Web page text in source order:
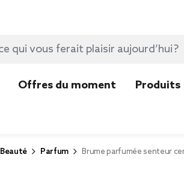
Offres du moment Produits
Beauté Parfum Brume parfumée senteur